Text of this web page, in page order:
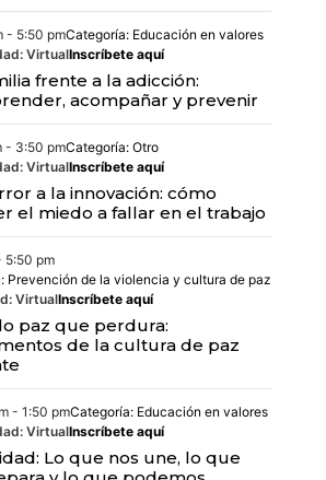
- 5:50 pmCategoría: Educación en valores
VirtualInscríbete aquí
frente a la adicción:
acompañar y prevenir
- 3:50 pmCategoría: Otro
VirtualInscríbete aquí
a la innovación: cómo
el miedo a fallar en el trabajo
5:50 pm
Prevención de la violencia y cultura de paz
VirtualInscríbete aquí
paz que perdura:
de la cultura de paz
- 1:50 pmCategoría: Educación en valores
VirtualInscríbete aquí
Lo que nos une, lo que